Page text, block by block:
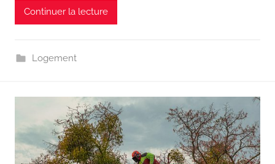
Continuer la lecture
Logement